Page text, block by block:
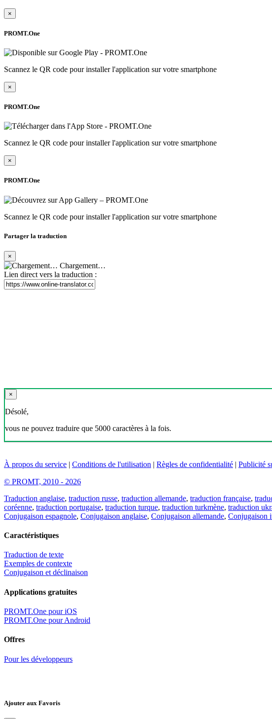
×
PROMT.One
Scannez le QR code pour installer l'application sur votre smartphone
×
PROMT.One
Scannez le QR code pour installer l'application sur votre smartphone
×
PROMT.One
Scannez le QR code pour installer l'application sur votre smartphone
Partager la traduction
×
Chargement…
Lien direct vers la traduction :
×
Désolé,
vous ne pouvez traduire que 5000 caractères à la fois.
À propos du service | Conditions de l'utilisation | Règles de confidentialité | Publicité
© PROMT, 2010 - 2026
Traduction anglaise, traduction russe, traduction allemande, traduction française,
coréenne, traduction portugaise, traduction turque, traduction turkmène, traduction
Conjugaison espagnole, Conjugaison anglaise, Conjugaison allemande, Conjugaison
Caractéristiques
Traduction de texte
Exemples de contexte
Conjugaison et déclinaison
Applications gratuites
PROMT.One pour iOS
PROMT.One pour Android
Offres
Pour les développeurs
Ajouter aux Favoris